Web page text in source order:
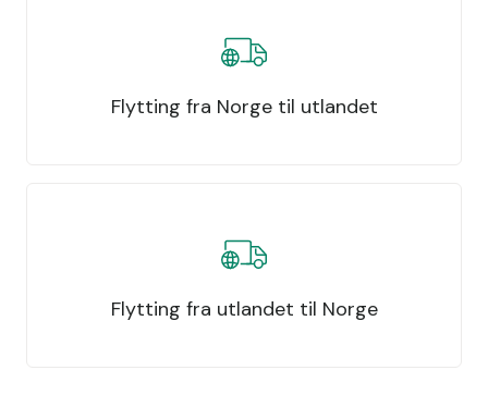
Flytting fra Norge til utlandet
Flytting fra utlandet til Norge